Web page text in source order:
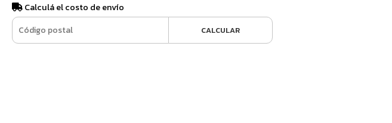
Calculá el costo de envío
CALCULAR